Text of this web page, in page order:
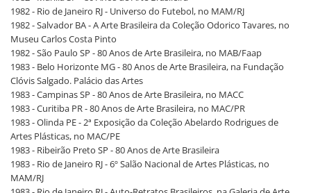
1982 - Rio de Janeiro RJ - Universo do Futebol, no MAM/RJ
1982 - Salvador BA - A Arte Brasileira da Coleção Odorico Tavares, no
Museu Carlos Costa Pinto
1982 - São Paulo SP - 80 Anos de Arte Brasileira, no MAB/Faap
1983 - Belo Horizonte MG - 80 Anos de Arte Brasileira, na Fundação
Clóvis Salgado. Palácio das Artes
1983 - Campinas SP - 80 Anos de Arte Brasileira, no MACC
1983 - Curitiba PR - 80 Anos de Arte Brasileira, no MAC/PR
1983 - Olinda PE - 2ª Exposição da Coleção Abelardo Rodrigues de
Artes Plásticas, no MAC/PE
1983 - Ribeirão Preto SP - 80 Anos de Arte Brasileira
1983 - Rio de Janeiro RJ - 6º Salão Nacional de Artes Plásticas, no
MAM/RJ